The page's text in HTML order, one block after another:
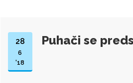
28
6
'18
Puhači se